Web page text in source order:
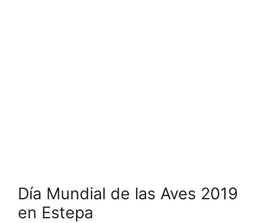
Día Mundial de las Aves 2019
en Estepa